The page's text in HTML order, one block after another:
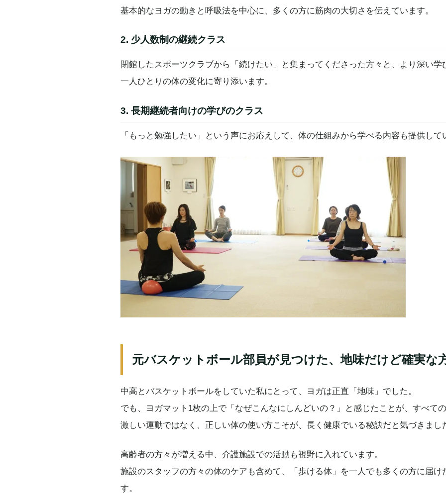
基本的なヨガの動きと呼吸法を中心に、多くの方に筋肉の大切さを伝えています。
2. 少人数制の継続クラス
閉館したスポーツクラブから「続けたい」と集まってくださった方々と、より深い学
一人ひとりの体の変化に寄り添います。
3. 長期継続者向けの学びのクラス
「もっと勉強したい」という声にお応えして、体の仕組みから学べる内容も提供して
元バスケットボール部員が見つけた、地味だけど確実な
中高とバスケットボールをしていた私にとって、ヨガは正直「地味」でした。
でも、ヨガマット1枚の上で「なぜこんなにしんどいの？」と感じたことが、すべての
激しい運動ではなく、正しい体の使い方こそが、長く健康でいる秘訣だと気づきまし
高齢者の方々が増える中、介護施設での活動も視野に入れています。
施設のスタッフの方々の体のケアも含めて、「歩ける体」を一人でも多くの方に届け
す。